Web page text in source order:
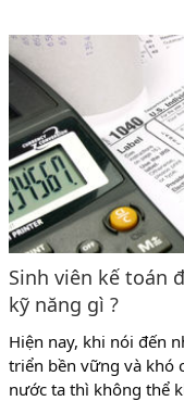
Sinh viên kế toán
kỹ năng gì ?
Hiện nay, khi nói đến
triển bền vững và khó
nước ta thì không thể